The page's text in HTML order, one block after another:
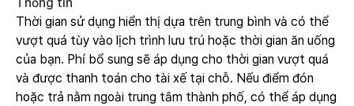
Thời gian sử dụng hiển thị dựa trên trung bình và có thể
vượt quá tùy vào lịch trình lưu trú hoặc thời gian ăn uống
của bạn. Phí bổ sung sẽ áp dụng cho thời gian vượt quá
và được thanh toán cho tài xế tại chỗ. Nếu điểm đón
hoặc trả nằm ngoài trung tâm thành phố, có thể áp dụng